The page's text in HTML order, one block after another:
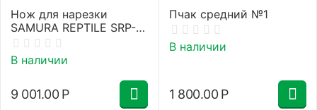
Нож для нарезки
SAMURA REPTILE SRP-
0045/Y
В наличии
9 001.00 Р
Пчак средний №1
В наличии
1 800.00 Р